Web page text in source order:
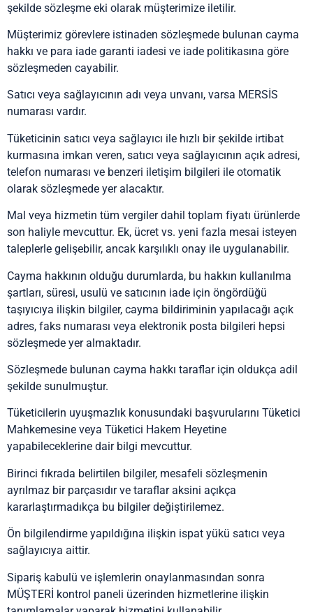
şekilde sözleşme eki olarak müşterimize iletilir.
Müşterimiz görevlere istinaden sözleşmede bulunan cayma
hakkı ve para iade garanti iadesi ve iade politikasına göre
sözleşmeden cayabilir.
Satıcı veya sağlayıcının adı veya unvanı, varsa MERSİS
numarası vardır.
Tüketicinin satıcı veya sağlayıcı ile hızlı bir şekilde irtibat
kurmasına imkan veren, satıcı veya sağlayıcının açık adresi,
telefon numarası ve benzeri iletişim bilgileri ile otomatik
olarak sözleşmede yer alacaktır.
Mal veya hizmetin tüm vergiler dahil toplam fiyatı ürünlerde
son haliyle mevcuttur. Ek, ücret vs. yeni fazla mesai isteyen
taleplerle gelişebilir, ancak karşılıklı onay ile uygulanabilir.
Cayma hakkının olduğu durumlarda, bu hakkın kullanılma
şartları, süresi, usulü ve satıcının iade için öngördüğü
taşıyıcıya ilişkin bilgiler, cayma bildiriminin yapılacağı açık
adres, faks numarası veya elektronik posta bilgileri hepsi
sözleşmede yer almaktadır.
Sözleşmede bulunan cayma hakkı taraflar için oldukça adil
şekilde sunulmuştur.
Tüketicilerin uyuşmazlık konusundaki başvurularını Tüketici
Mahkemesine veya Tüketici Hakem Heyetine
yapabileceklerine dair bilgi mevcuttur.
Birinci fıkrada belirtilen bilgiler, mesafeli sözleşmenin
ayrılmaz bir parçasıdır ve taraflar aksini açıkça
kararlaştırmadıkça bu bilgiler değiştirilemez.
Ön bilgilendirme yapıldığına ilişkin ispat yükü satıcı veya
sağlayıcıya aittir.
Sipariş kabulü ve işlemlerin onaylanmasından sonra
MÜŞTERİ kontrol paneli üzerinden hizmetlerine ilişkin